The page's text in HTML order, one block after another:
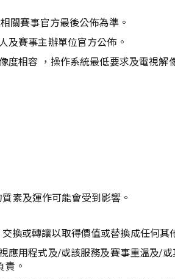
關賽事官方最後公佈為準。
及賽事主辦單位官方公佈。
度相容 ，操作系統最低要求及電視解
素及運作可能會受到影響。
換或轉讓以取得價值或替換成任何其
應用程式及/或該服務及賽事重溫及/
。